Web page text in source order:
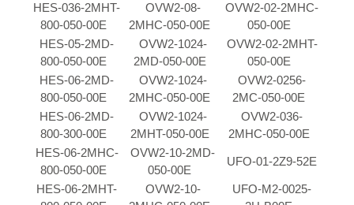
HES-036-2MHT-
800-050-00E
OVW2-08-
2MHC-050-00E
OVW2-02-2MHC-
050-00E
HES-05-2MD-
800-050-00E
OVW2-1024-
2MD-050-00E
OVW2-02-2MHT-
050-00E
HES-06-2MD-
800-050-00E
OVW2-1024-
2MHC-050-00E
OVW2-0256-
2MC-050-00E
HES-06-2MD-
800-300-00E
OVW2-1024-
2MHT-050-00E
OVW2-036-
2MHC-050-00E
HES-06-2MHC-
800-050-00E
OVW2-10-2MD-
050-00E
UFO-01-2Z9-52E
HES-06-2MHT-
OVW2-10-
UFO-M2-0025-